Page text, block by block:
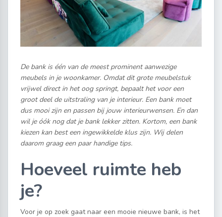
De bank is één van de meest prominent aanwezige
meubels in je woonkamer. Omdat dit grote meubelstuk
vrijwel direct in het oog springt, bepaalt het voor een
groot deel de uitstraling van je interieur. Een bank moet
dus mooi zijn en passen bij jouw interieurwensen. En dan
wil je óók nog dat je bank lekker zitten. Kortom, een bank
kiezen kan best een ingewikkelde klus zijn. Wij delen
daarom graag een paar handige tips.
Hoeveel ruimte heb
je?
Voor je op zoek gaat naar een mooie nieuwe bank, is het